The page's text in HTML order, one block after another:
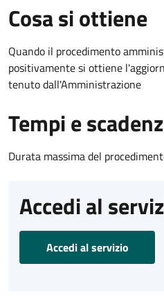
Cosa si ottiene
Quando il procedimento
positivamente si ottiene
tenuto dall'Amministrazione
Tempi e
Durata massima del
Accedi al
Accedi al servizio